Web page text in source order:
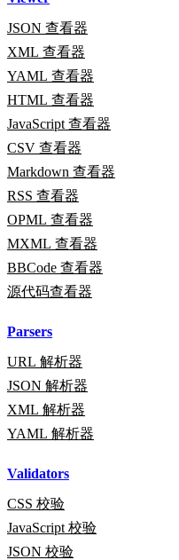
JSON 查看器
XML 查看器
YAML 查看器
HTML 查看器
JavaScript 查看器
CSV 查看器
Markdown 查看器
RSS 查看器
OPML 查看器
MXML 查看器
BBCode 查看器
源代码查看器
Parsers
URL 解析器
JSON 解析器
XML 解析器
YAML 解析器
Validators
CSS 校验
JavaScript 校验
JSON 校验